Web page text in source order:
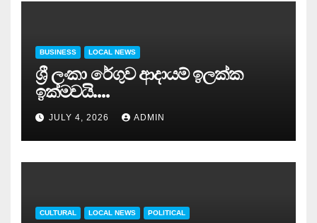
BUSINESS LOCAL NEWS
ශ්‍රී ලංකා රේගුව ආදායම් ඉලක්ක
ඉක්මවයි….
JULY 4, 2026 ADMIN
CULTURAL LOCAL NEWS POLITICAL